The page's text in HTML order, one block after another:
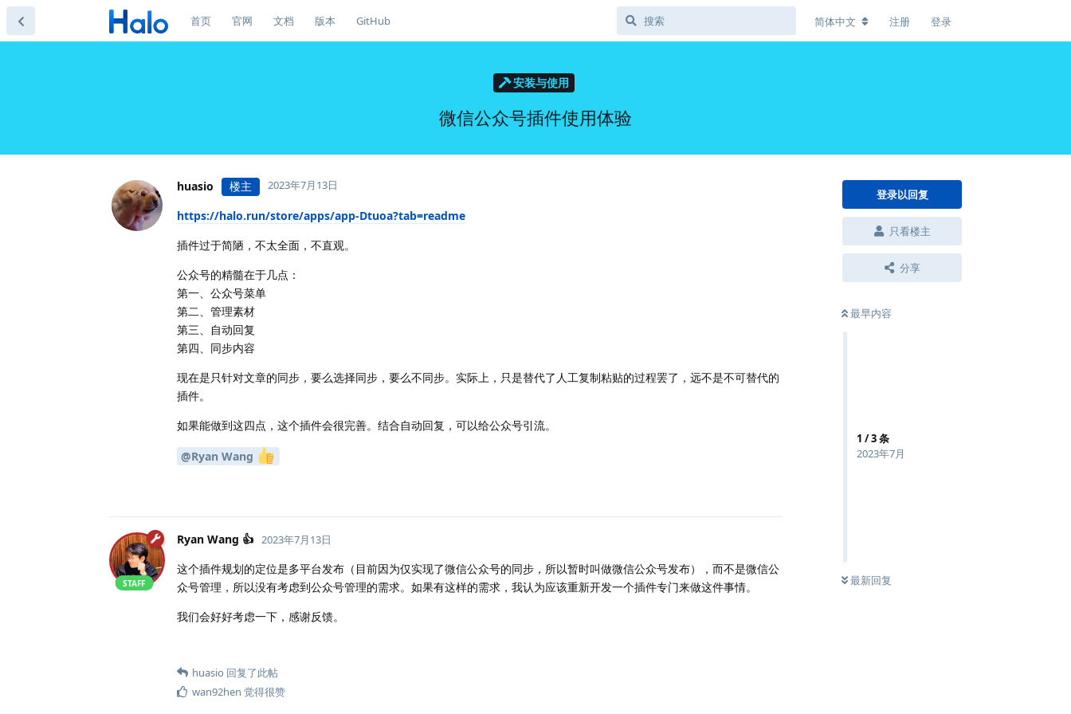
首页 官网 文档 版本 GitHub 简体中文 注册 登录
安装与使用
微信公众号插件使用体验
登录以回复
只看楼主
分享
最早内容
1 /3条
2023年7月
最新回复
huasio 楼主 2023年7月13日
https://halo.run/store/apps/app-Dtuoa?tab=readme
插件过于简陋，不太全面，不直观。
公众号的精髓在于几点：
第一、公众号菜单
第二、管理素材
第三、自动回复
第四、同步内容
现在是只针对文章的同步，要么选择同步，要么不同步。实际上，只是替代了人工复制粘贴的过程罢了，远不是不可替代的
插件。
如果能做到这四点，这个插件会很完善。结合自动回复，可以给公众号引流。
@Ryan Wang
Ryan Wang 👍
STAFF
2023年7月13日
这个插件规划的定位是多平台发布（目前因为仅实现了微信公众号的同步，所以暂时叫做微信公众号发布），而不是微信公
众号管理，所以没有考虑到公众号管理的需求。如果有这样的需求，我认为应该重新开发一个插件专门来做这件事情。
我们会好好考虑一下，感谢反馈。
huasio 回复了此帖
wan92hen 觉得很赞